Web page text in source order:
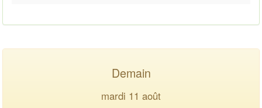
Demain
mardi 11 août